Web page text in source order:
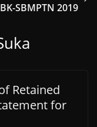
SBMPTN 2019
Retained
for